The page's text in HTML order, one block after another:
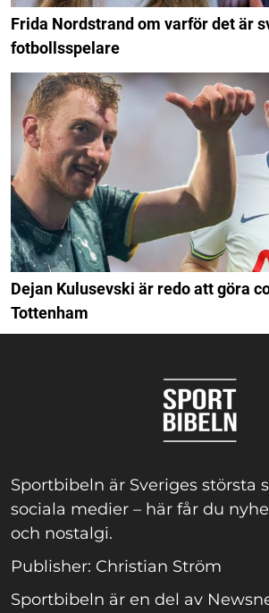
Frida Nordstrand om varför det är
fotbollsspelare
Dejan Kulusevski är redo att göra
Tottenham
Sportbibeln är Sveriges största
sociala medier – här får du
och nostalgi.
Publisher: Christian Ström
Sportbibeln är en del av